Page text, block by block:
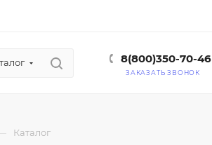
8(800)350-70-46
ЗАКАЗАТЬ ЗВОНОК
Каталог